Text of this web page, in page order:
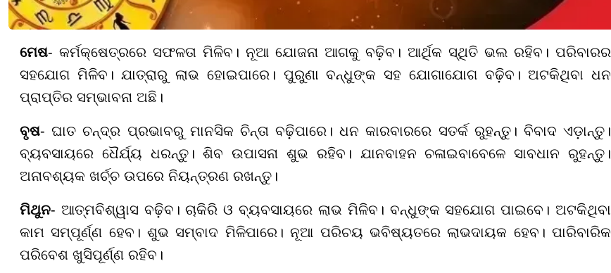
ମେଷ- କର୍ମକ୍ଷେତ୍ରରେ ସଫଳତା ମିଳିବ। ନୂଆ ଯୋଜନା ଆଗକୁ ବଢ଼ିବ। ଆର୍ଥିକ ସ୍ଥିତି ଭଲ ରହିବ। ପରିବାରର
ସହଯୋଗ ମିଳିବ। ଯାତ୍ରାରୁ ଲାଭ ହୋଇପାରେ। ପୁରୁଣା ବନ୍ଧୁଙ୍କ ସହ ଯୋଗାଯୋଗ ବଢ଼ିବ। ଅଟକିଥିବା ଧନ
ପ୍ରାପ୍ତିର ସମ୍ଭାବନା ଅଛି।
ବୃଷ- ଘାତ ଚନ୍ଦ୍ର ପ୍ରଭାବରୁ ମାନସିକ ଚିନ୍ତା ବଢ଼ିପାରେ। ଧନ କାରବାରରେ ସତର୍କ ରୁହନ୍ତୁ। ବିବାଦ ଏଡ଼ାନ୍ତୁ।
ବ୍ୟବସାୟରେ ଧୈର୍ଯ୍ୟ ଧରନ୍ତୁ। ଶିବ ଉପାସନା ଶୁଭ ରହିବ। ଯାନବାହନ ଚଳାଇବାବେଳେ ସାବଧାନ ରୁହନ୍ତୁ।
ଅନାବଶ୍ୟକ ଖର୍ଚ୍ଚ ଉପରେ ନିୟନ୍ତ୍ରଣ ରଖନ୍ତୁ।
ମିଥୁନ- ଆତ୍ମବିଶ୍ୱାସ ବଢ଼ିବ। ଚାକିରି ଓ ବ୍ୟବସାୟରେ ଲାଭ ମିଳିବ। ବନ୍ଧୁଙ୍କ ସହଯୋଗ ପାଇବେ। ଅଟକିଥିବା
କାମ ସମ୍ପୂର୍ଣ୍ଣ ହେବ। ଶୁଭ ସମ୍ବାଦ ମିଳିପାରେ। ନୂଆ ପରିଚୟ ଭବିଷ୍ୟତରେ ଲାଭଦାୟକ ହେବ। ପାରିବାରିକ
ପରିବେଶ ଖୁସିପୂର୍ଣ୍ଣ ରହିବ।